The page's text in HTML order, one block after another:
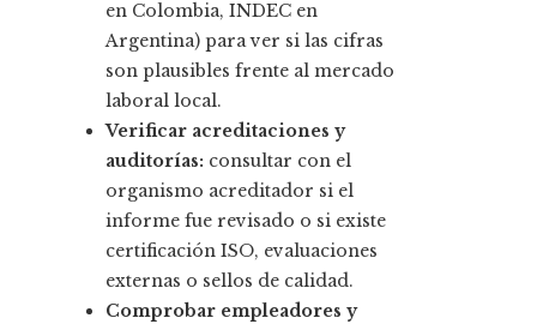
en Colombia, INDEC en
Argentina) para ver si las cifras
son plausibles frente al mercado
laboral local.
Verificar acreditaciones y
auditorías: consultar con el
organismo acreditador si el
informe fue revisado o si existe
certificación ISO, evaluaciones
externas o sellos de calidad.
Comprobar empleadores y